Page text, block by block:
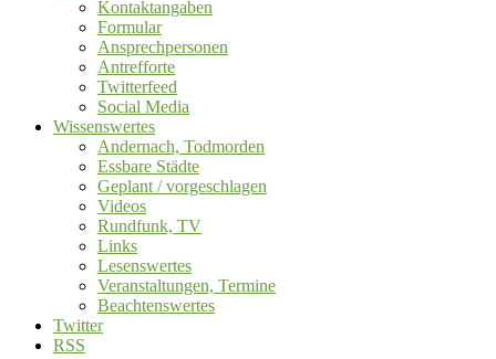
Kontaktangaben
Formular
Ansprechpersonen
Antrefforte
Twitterfeed
Social Media
Wissenswertes
Andernach, Todmorden
Essbare Städte
Geplant / vorgeschlagen
Videos
Rundfunk, TV
Links
Lesenswertes
Veranstaltungen, Termine
Beachtenswertes
Twitter
RSS